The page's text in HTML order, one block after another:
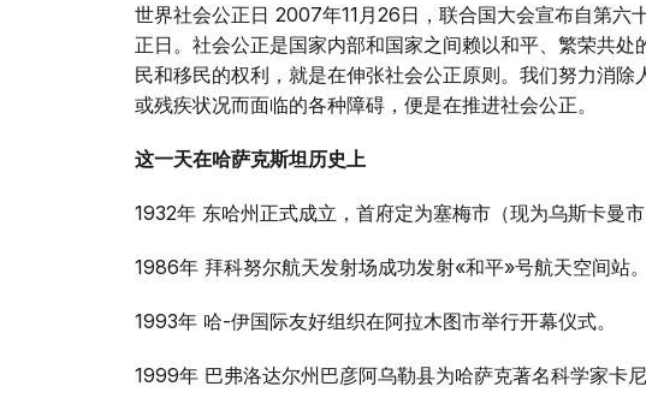
世界社会公正日 2007年11月26日，联合国大会宣布自第六
正日。社会公正是国家内部和国家之间赖以和平、繁荣共
民和移民的权利，就是在伸张社会公正原则。我们努力消
或残疾状况而面临的各种障碍，便是在推进社会公正。
这一天在哈萨克斯坦历史上
1932年 东哈州正式成立，首府定为塞梅市（现为乌斯卡曼市
1986年 拜科努尔航天发射场成功发射«和平»号航天空间站。
1993年 哈-伊国际友好组织在阿拉木图市举行开幕仪式。
1999年 巴弗洛达尔州巴彦阿乌勒县为哈萨克著名科学家卡